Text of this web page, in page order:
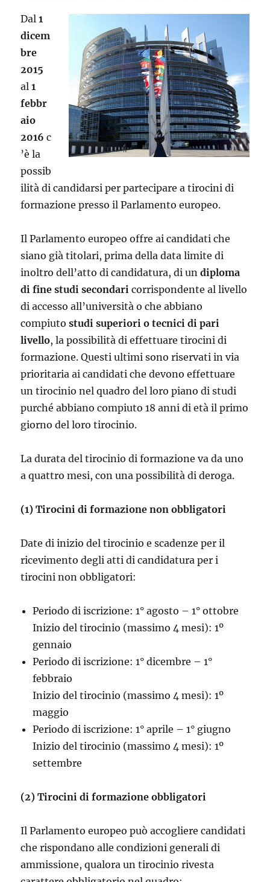
Dal1
dicem
bre
2015
al1
febbr
aio
2016c
’è la
possib
ilità di candidarsi per partecipare a tirocini di
formazione presso il Parlamento europeo.
Il Parlamento europeo offre ai candidati che
siano già titolari, prima della data limite di
inoltro dell’atto di candidatura, di undiploma
di fine studi secondari corrispondente al livello
di accesso all’università o che abbiano
compiutostudi superiori o tecnici di pari
livello, la possibilità di effettuare tirocini di
formazione. Questi ultimi sono riservati in via
prioritaria ai candidati che devono effettuare
un tirocinio nel quadro del loro piano di studi
purché abbiano compiuto 18 anni di età il primo
giorno del loro tirocinio.
La durata del tirocinio di formazione va da uno
a quattro mesi, con una possibilità di deroga.
(1) Tirocini di formazione non obbligatori
Date di inizio del tirocinio e scadenze per il
ricevimento degli atti di candidatura per i
tirocini non obbligatori:
Periodo di iscrizione: 1° agosto – 1° ottobre
Inizio del tirocinio (massimo 4 mesi): 1º
gennaio
Periodo di iscrizione: 1° dicembre – 1°
febbraio
Inizio del tirocinio (massimo 4 mesi): 1º
maggio
Periodo di iscrizione: 1° aprile – 1° giugno
Inizio del tirocinio (massimo 4 mesi): 1º
settembre
(2) Tirocini di formazione obbligatori
Il Parlamento europeo può accogliere candidati
che rispondano alle condizioni generali di
ammissione, qualora un tirocinio rivesta